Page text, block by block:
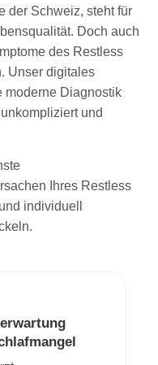
der Schweiz, steht für
Doch auch
des Restless
Unser digitales
moderne Diagnostik
und
Ihres Restless
individuell